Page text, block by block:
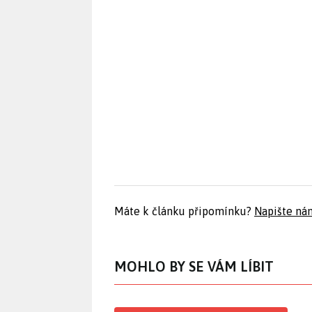
Máte k článku připomínku? Napište
MOHLO BY SE VÁM LÍBIT